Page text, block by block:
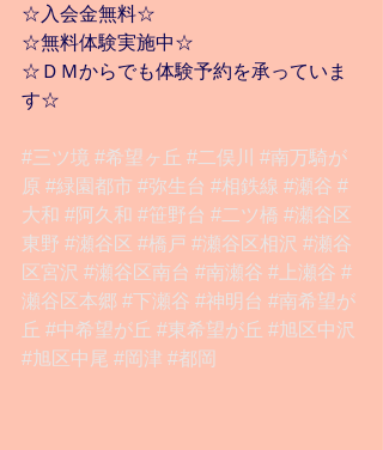
☆入会金無料☆
☆無料体験実施中☆
☆ＤＭからでも体験予約を承っていま
す☆
#三ツ境 #希望ヶ丘 #二俣川
#南万騎が
原 #緑園都市 #弥生台 #相鉄線 #瀬谷 #
大和 #阿久和 #笹野台 #二ツ橋 #瀬谷区
東野 #瀬谷区 #橋戸 #瀬谷区相沢 #瀬谷
区宮沢 #瀬谷区南台 #南瀬谷 #上瀬谷 #
瀬谷区本郷 #下瀬谷 #神明台 #南希望が
丘 #中希望が丘 #東希望が丘 #旭区中沢
#旭区中尾 #岡津 #都岡